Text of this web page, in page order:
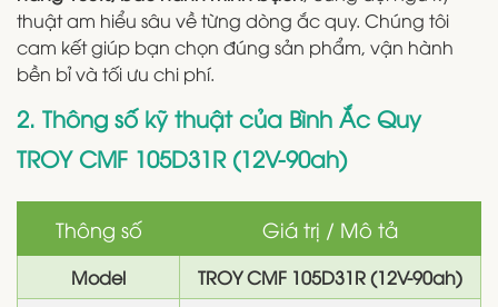
thuật am hiểu sâu về từng dòng ắc quy. Chúng tôi
cam kết giúp bạn chọn đúng sản phẩm, vận hành
bền bỉ và tối ưu chi phí.
2. Thông số kỹ thuật của Bình Ắc Quy
TROY CMF 105D31R (12V-90ah)
Thông số Giá trị / Mô tả
Model
TROY CMF 105D31R (12V-90ah)